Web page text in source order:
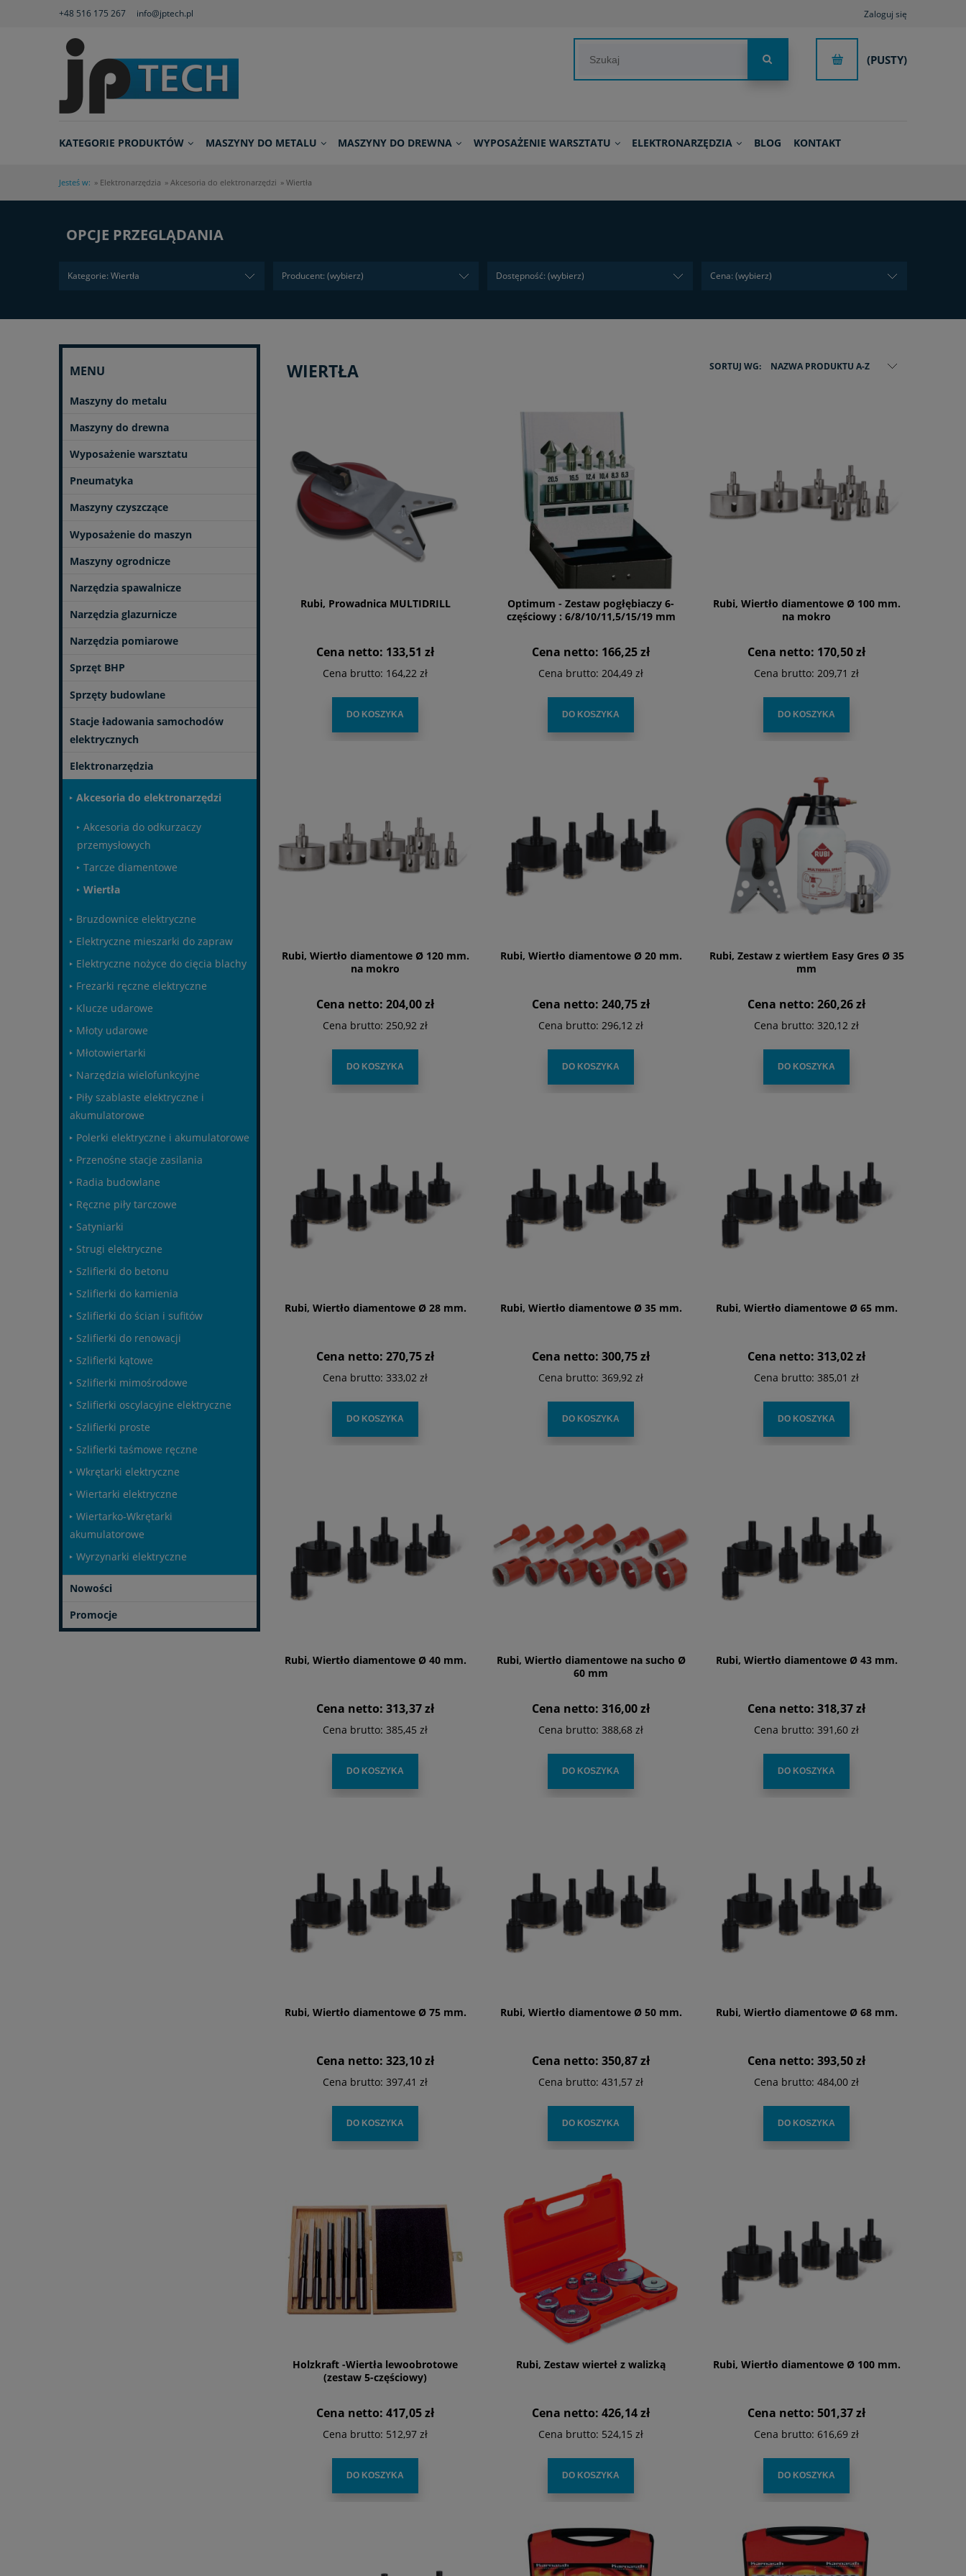
Zaloguj się
+48 516 175 267 info@jptech.pl
(PUSTY)
KATEGORIE PRODUKTÓW MASZYNY DO METALU MASZYNY DO DREWNA WYPOSAŻENIE WARSZTATU ELEKTRONARZĘDZIA BLOG KONTAKT
Jesteś w: » Elektronarzędzia » Akcesoria do elektronarzędzi » Wiertła
OPCJE PRZEGLĄDANIA
Kategorie: Wiertła Producent: (wybierz) Dostępność: (wybierz) Cena: (wybierz)
MENU
Maszyny do metalu
Maszyny do drewna
Wyposażenie warsztatu
Pneumatyka
Maszyny czyszczące
Wyposażenie do maszyn
Maszyny ogrodnicze
Narzędzia spawalnicze
Narzędzia glazurnicze
Narzędzia pomiarowe
Sprzęt BHP
Sprzęty budowlane
Stacje ładowania samochodów
elektrycznych
Elektronarzędzia
Akcesoria do elektronarzędzi
Akcesoria do odkurzaczy
przemysłowych
Tarcze diamentowe
Wiertła
Bruzdownice elektryczne
Elektryczne mieszarki do zapraw
Elektryczne nożyce do cięcia blachy
Frezarki ręczne elektryczne
Klucze udarowe
Młoty udarowe
Młotowiertarki
Narzędzia wielofunkcyjne
Piły szablaste elektryczne i
akumulatorowe
Polerki elektryczne i akumulatorowe
Przenośne stacje zasilania
Radia budowlane
Ręczne piły tarczowe
Satyniarki
Strugi elektryczne
Szlifierki do betonu
Szlifierki do kamienia
Szlifierki do ścian i sufitów
Szlifierki do renowacji
Szlifierki kątowe
Szlifierki mimośrodowe
Szlifierki oscylacyjne elektryczne
Szlifierki proste
Szlifierki taśmowe ręczne
Wkrętarki elektryczne
Wiertarki elektryczne
Wiertarko-Wkrętarki
akumulatorowe
Wyrzynarki elektryczne
Nowości
Promocje
WIERTŁA SORTUJ WG: NAZWA PRODUKTU A-Z
Rubi, Prowadnica MULTIDRILL
Cena netto: 133,51 zł
Cena brutto: 164,22 zł
DO KOSZYKA
Optimum - Zestaw pogłębiaczy 6-
częściowy : 6/8/10/11,5/15/19 mm
Cena netto: 166,25 zł
Cena brutto: 204,49 zł
DO KOSZYKA
Rubi, Wiertło diamentowe Ø 100 mm.
na mokro
Cena netto: 170,50 zł
Cena brutto: 209,71 zł
DO KOSZYKA
Rubi, Wiertło diamentowe Ø 120 mm.
na mokro
Cena netto: 204,00 zł
Cena brutto: 250,92 zł
DO KOSZYKA
Rubi, Wiertło diamentowe Ø 20 mm.
Cena netto: 240,75 zł
Cena brutto: 296,12 zł
DO KOSZYKA
Rubi, Zestaw z wiertłem Easy Gres Ø 35
mm
Cena netto: 260,26 zł
Cena brutto: 320,12 zł
DO KOSZYKA
Rubi, Wiertło diamentowe Ø 28 mm.
Cena netto: 270,75 zł
Cena brutto: 333,02 zł
DO KOSZYKA
Rubi, Wiertło diamentowe Ø 35 mm.
Cena netto: 300,75 zł
Cena brutto: 369,92 zł
DO KOSZYKA
Rubi, Wiertło diamentowe Ø 65 mm.
Cena netto: 313,02 zł
Cena brutto: 385,01 zł
DO KOSZYKA
Rubi, Wiertło diamentowe Ø 40 mm.
Cena netto: 313,37 zł
Cena brutto: 385,45 zł
DO KOSZYKA
Rubi, Wiertło diamentowe na sucho Ø
60 mm
Cena netto: 316,00 zł
Cena brutto: 388,68 zł
DO KOSZYKA
Rubi, Wiertło diamentowe Ø 43 mm.
Cena netto: 318,37 zł
Cena brutto: 391,60 zł
DO KOSZYKA
Rubi, Wiertło diamentowe Ø 75 mm.
Cena netto: 323,10 zł
Cena brutto: 397,41 zł
DO KOSZYKA
Rubi, Wiertło diamentowe Ø 50 mm.
Cena netto: 350,87 zł
Cena brutto: 431,57 zł
DO KOSZYKA
Rubi, Wiertło diamentowe Ø 68 mm.
Cena netto: 393,50 zł
Cena brutto: 484,00 zł
DO KOSZYKA
Holzkraft -Wiertła lewoobrotowe
(zestaw 5-częściowy)
Cena netto: 417,05 zł
Cena brutto: 512,97 zł
DO KOSZYKA
Rubi, Zestaw wierteł z walizką
Cena netto: 426,14 zł
Cena brutto: 524,15 zł
DO KOSZYKA
Rubi, Wiertło diamentowe Ø 100 mm.
Cena netto: 501,37 zł
Cena brutto: 616,69 zł
DO KOSZYKA